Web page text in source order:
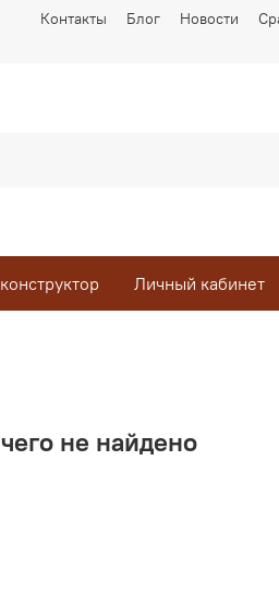
Контакты Блог Новости
Личный кабинет
не найдено